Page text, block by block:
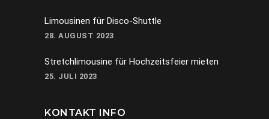
Limousinen für Disco-Shuttle
28. AUGUST 2023
Stretchlimousine für Hochzeitsfeier mieten
25. JULI 2023
KONTAKT INFO